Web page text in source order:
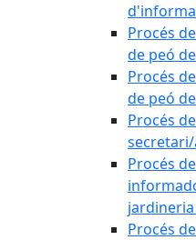
Procés
de peó
Procés
de peó
Procés
Procés
Procés